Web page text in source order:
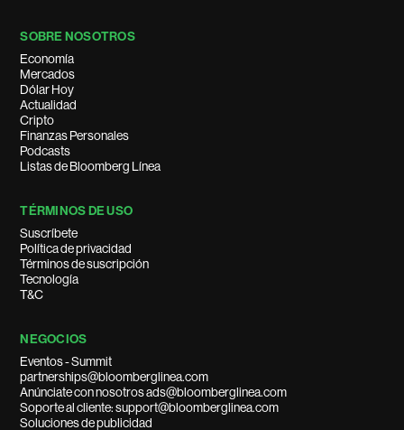
SOBRE NOSOTROS
Economía
Mercados
Dólar Hoy
Actualidad
Cripto
Finanzas Personales
Podcasts
Listas de Bloomberg Línea
TÉRMINOS DE USO
Suscríbete
Política de privacidad
Términos de suscripción
Tecnología
T&C
NEGOCIOS
Eventos - Summit
partnerships@bloomberglinea.com
Anúnciate con nosotros ads@bloomberglinea.com
Soporte al cliente: support@bloomberglinea.com
Soluciones de publicidad